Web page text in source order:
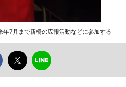
年7月まで新橋の広報活動などに参加する